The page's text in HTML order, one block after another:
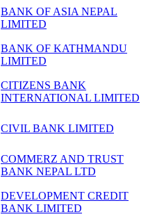
BANK OF ASIA NEPAL
LIMITED
BANK OF KATHMANDU
LIMITED
CITIZENS BANK
INTERNATIONAL LIMITED
CIVIL BANK LIMITED
COMMERZ AND TRUST
BANK NEPAL LTD
DEVELOPMENT CREDIT
BANK LIMITED